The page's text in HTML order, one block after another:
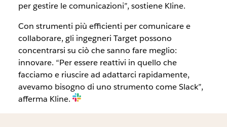
per gestire le comunicazioni”, sostiene Kline.
Con strumenti più efficienti per comunicare e
collaborare, gli ingegneri Target possono
concentrarsi su ciò che sanno fare meglio:
innovare. “Per essere reattivi in quello che
facciamo e riuscire ad adattarci rapidamente,
avevamo bisogno di uno strumento come Slack”,
afferma Kline.